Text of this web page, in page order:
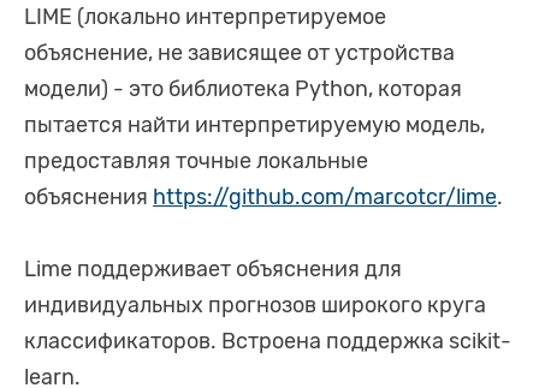
LIME (локально интерпретируемое
объяснение, не зависящее от устройства
модели) - это библиотека Python, которая
пытается найти интерпретируемую модель,
предоставляя точные локальные
объяснения https://github.com/marcotcr/lime.
Lime поддерживает объяснения для
индивидуальных прогнозов широкого круга
классификаторов. Встроена поддержка scikit-
learn.